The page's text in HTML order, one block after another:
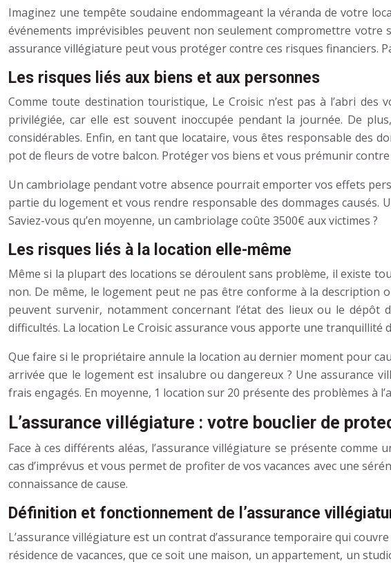
Imaginez une tempête soudaine endommageant la véranda de votre
événements imprévisibles peuvent non seulement compromettre
assurance villégiature peut vous protéger contre ces risques financiers.
Les risques liés aux biens et aux personnes
Comme toute destination touristique, Le Croisic n’est pas à l’abri
privilégiée, car elle est souvent inoccupée pendant la journée. De
considérables. Enfin, en tant que locataire, vous êtes responsable des
pot de fleurs de votre balcon. Protéger vos biens et vous prémunir
Un cambriolage pendant votre absence pourrait emporter vos effets
partie du logement et vous rendre responsable des dommages
Saviez-vous qu’en moyenne, un cambriolage coûte 3500€ aux victimes ?
Les risques liés à la location elle-même
Même si la plupart des locations se déroulent sans problème, il existe
non. De même, le logement peut ne pas être conforme à la description
peuvent survenir, notamment concernant l’état des lieux ou le
difficultés. La location Le Croisic assurance vous apporte une tranquillité
Que faire si le propriétaire annule la location au dernier moment pour
arrivée que le logement est insalubre ou dangereux ? Une assurance
frais engagés. En moyenne, 1 location sur 20 présente des problèmes à
L’assurance villégiature : votre bouclier de
Face à ces différents aléas, l’assurance villégiature se présente
cas d’imprévus et vous permet de profiter de vos vacances avec une
connaissance de cause.
Définition et fonctionnement de l’assurance
L’assurance villégiature est un contrat d’assurance temporaire qui
résidence de vacances, que ce soit une maison, un appartement, un